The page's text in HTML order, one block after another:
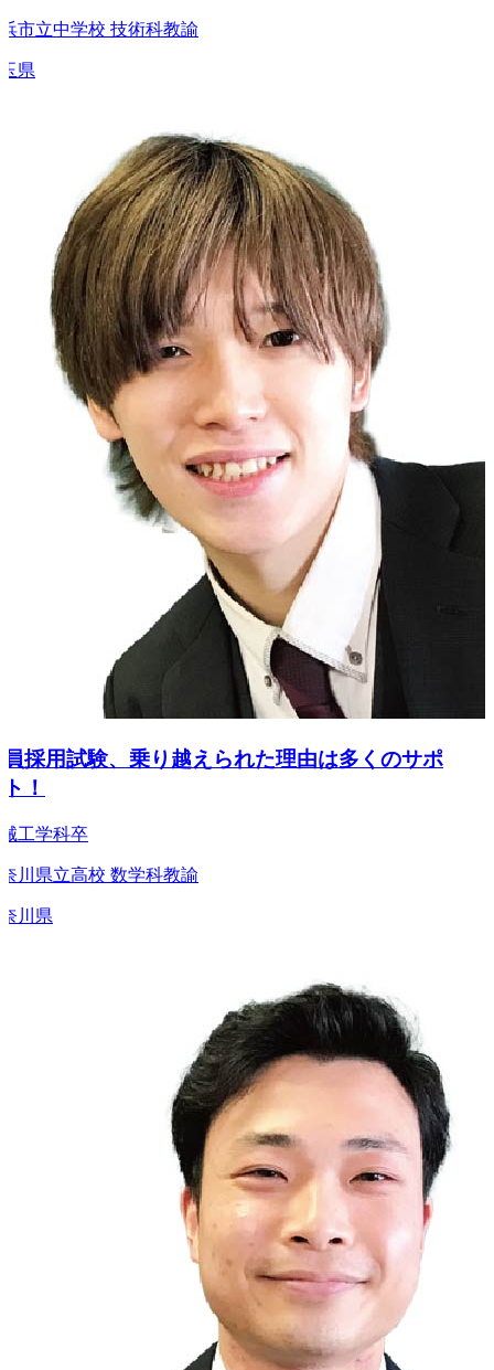
立中学校 技術科教諭
用試験、乗り越えられた理由は多くのサポ
学科卒
県立高校 数学科教諭
県